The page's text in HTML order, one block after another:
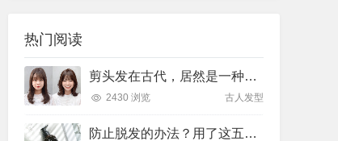
热门阅读
剪头发在古代，居然是一种酷刑？！
2430 浏览 古人发型
防止脱发的办法？用了这五款洗发水脱发走远了！